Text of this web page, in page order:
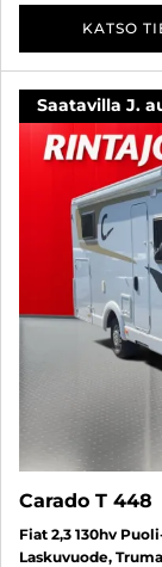
KATSO
Saatavilla J.
Carado T 448
Fiat 2,3 130hv
Laskuvuode,